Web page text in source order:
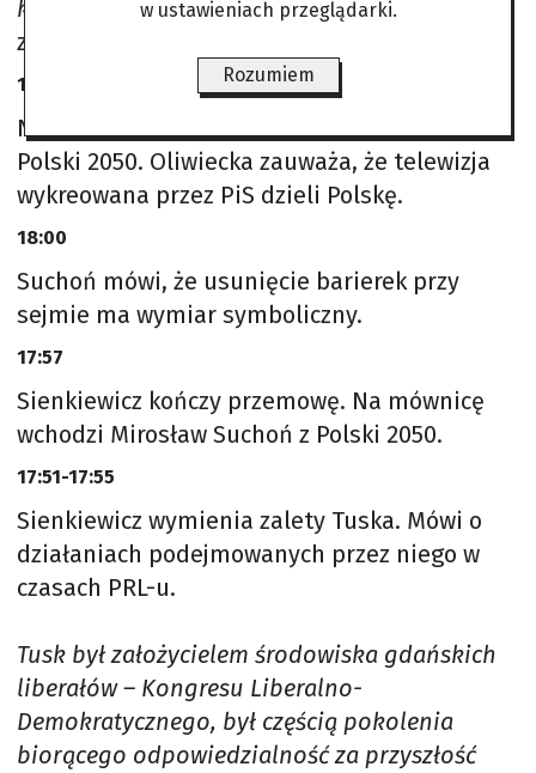
które stały w kolejkach, żeby zagłosować
zapewniła.
18:04
Na mównice wchodzi Barbara Oliwiecka z
Polski 2050. Oliwiecka zauważa, że telewizja
wykreowana przez PiS dzieli Polskę.
18:00
Suchoń mówi, że usunięcie barierek przy
sejmie ma wymiar symboliczny.
17:57
Sienkiewicz kończy przemowę. Na mównicę
wchodzi Mirosław Suchoń z Polski 2050.
17:51-17:55
Sienkiewicz wymienia zalety Tuska. Mówi o
działaniach podejmowanych przez niego w
czasach PRL-u.
Tusk był założycielem środowiska gdańskich
liberałów – Kongresu Liberalno-
Demokratycznego, był częścią pokolenia
biorącego odpowiedzialność za przyszłość
w ustawieniach przeglądarki.
Rozumiem